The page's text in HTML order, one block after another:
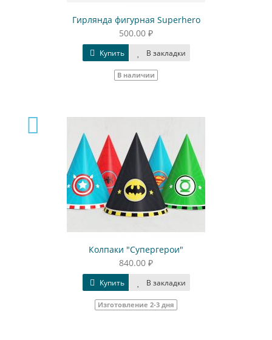
Гирлянда фигурная Superhero
500.00 ₽
Купить В закладки
В наличии
Колпаки "Супергерои"
840.00 ₽
Купить В закладки
Изготовление 2-3 дня